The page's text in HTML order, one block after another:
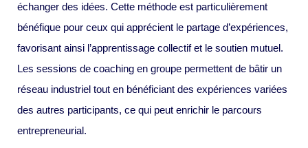
échanger des idées. Cette méthode est particulièrement
bénéfique pour ceux qui apprécient le partage d’expériences,
favorisant ainsi l’apprentissage collectif et le soutien mutuel.
Les sessions de coaching en groupe permettent de bâtir un
réseau industriel tout en bénéficiant des expériences variées
des autres participants, ce qui peut enrichir le parcours
entrepreneurial.